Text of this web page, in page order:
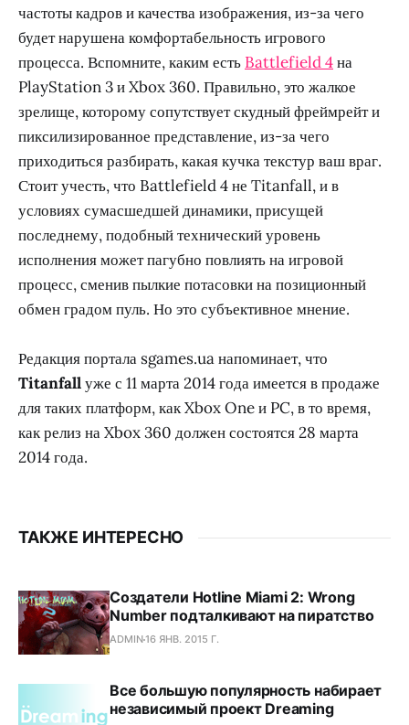
частоты кадров и качества изображения, из-за чего
будет нарушена комфортабельность игрового
процесса. Вспомните, каким есть Battlefield 4на
PlayStation 3 и Xbox 360. Правильно, это жалкое
зрелище, которому сопутствует скудный фреймрейт и
пиксилизированное представление, из-за чего
приходиться разбирать, какая кучка текстур ваш враг.
Стоит учесть, что Battlefield 4 не Titanfall, и в
условиях сумасшедшей динамики, присущей
последнему, подобный технический уровень
исполнения может пагубно повлиять на игровой
процесс, сменив пылкие потасовки на позиционный
обмен градом пуль. Но это субъективное мнение.
Редакция портала sgames.ua напоминает, что
Titanfallуже с 11 марта 2014 года имеется в продаже
для таких платформ, как Xbox One и PC, в то время,
как релиз на Xbox 360 должен состоятся 28 марта
2014 года.
ТАКЖЕ ИНТЕРЕСНО
Создатели Hotline Miami 2: Wrong
Number подталкивают на пиратство
ADMIN16 ЯНВ. 2015 Г.
Все большую популярность набирает
независимый проект Dreaming